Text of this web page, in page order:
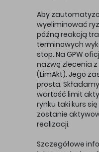
Aby
wyeliminować
późną reakcją
terminowych
stop. Na GPW
nazwę zlecenia
(LimAkt). Jego
prosta.
wartość limit
rynku taki kurs
zostanie
realizacji.
Szczegółowe